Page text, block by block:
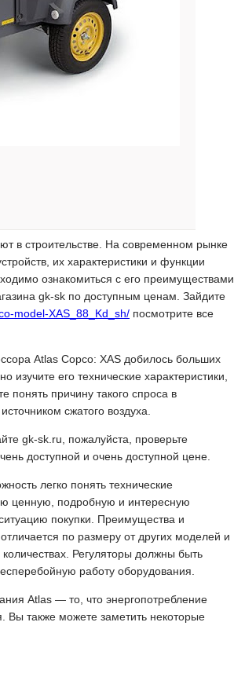
в строительстве. На современном рынке
их характеристики и функции
ознакомиться с его преимуществами.
gk-sk по доступным ценам. Зайдите
model-XAS_88_Kd_sh/ посмотрите все
Atlas Copco: XAS добилось больших
его технические характеристики,
причину такого спроса в
сжатого воздуха.
gk-sk.ru, пожалуйста, проверьте
доступной и очень доступной цене.
легко понять технические
ценную, подробную и интересную
покупки. Преимущества и
по размеру от других моделей и
Регуляторы должны быть
работу оборудования.
Atlas — то, что энергопотребление
Вы также можете заметить некоторые